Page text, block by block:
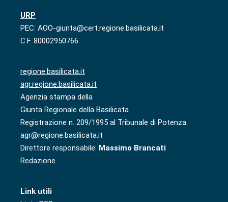
URP
PEC: AOO-giunta@cert.regione.basilicata.it
C.F. 80002950766
regione.basilicata.it
agr.regione.basilicata.it
Agenzia stampa della
Giunta Regionale della Basilicata
Registrazione n. 209/1995 al Tribunale di Potenza
agr@regione.basilicata.it
Direttore responsabile: Massimo Brancati
Redazione
Link utili